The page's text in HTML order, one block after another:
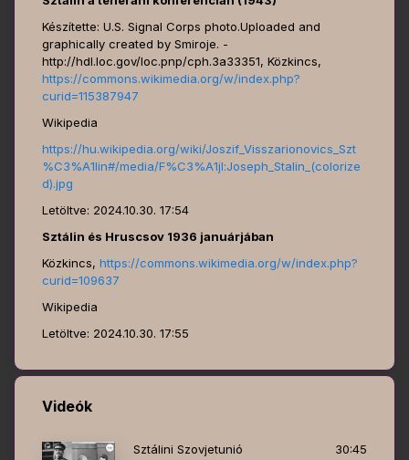
Készítette: U.S. Signal Corps photo.Uploaded and
graphically created by Smiroje. -
http://hdl.loc.gov/loc.pnp/cph.3a33351, Közkincs,
https://commons.wikimedia.org/w/index.php?
curid=115387947
Wikipedia
https://hu.wikipedia.org/wiki/Joszif_Visszarionovics_Szt
%C3%A1lin#/media/F%C3%A1jl:Joseph_Stalin_(colorize
d).jpg
Letöltve: 2024.10.30. 17:54
Sztálin és Hruscsov 1936 januárjában
Közkincs, https://commons.wikimedia.org/w/index.php?
curid=109637
Wikipedia
Letöltve: 2024.10.30. 17:55
Videók
Sztálini Szovjetunió 30:45